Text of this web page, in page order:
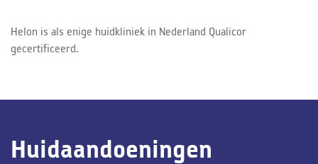
Helon is als enige huidkliniek in Nederland Qualicor
gecertificeerd.
Huidaandoeningen